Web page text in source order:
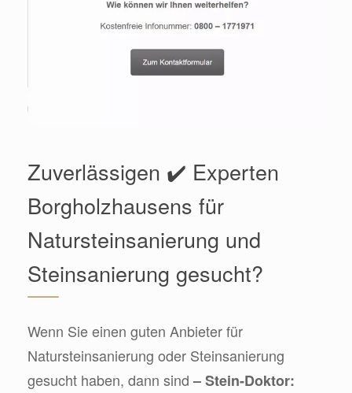
Zuverlässigen ✔️ Experten
Borgholzhausens für
Natursteinsanierung und
Steinsanierung gesucht?
Wenn Sie einen guten Anbieter für
Natursteinsanierung oder Steinsanierung
gesucht haben, dann sind– Stein-Doktor: